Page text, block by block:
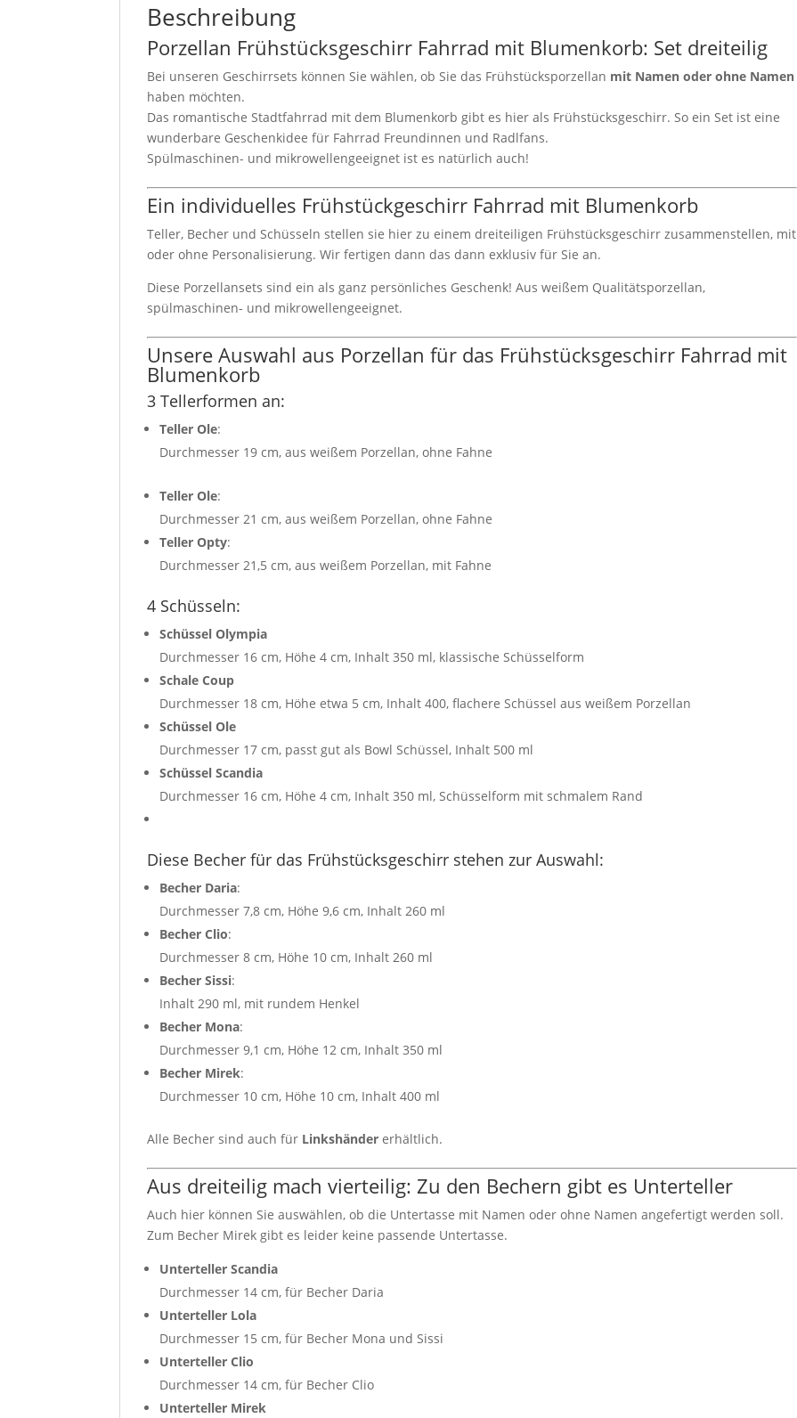
Beschreibung
Porzellan Frühstücksgeschirr Fahrrad mit Blumenkorb: Set dreiteilig
Bei unseren Geschirrsets können Sie wählen, ob Sie das Frühstücksporzellan mit Namen oder ohne Namen
haben möchten.
Das romantische Stadtfahrrad mit dem Blumenkorb gibt es hier als Frühstücksgeschirr. So ein Set ist eine
wunderbare Geschenkidee für Fahrrad Freundinnen und Radlfans.
Spülmaschinen- und mikrowellengeeignet ist es natürlich auch!
Ein individuelles Frühstückgeschirr Fahrrad mit Blumenkorb
Teller, Becher und Schüsseln stellen sie hier zu einem dreiteiligen Frühstücksgeschirr zusammenstellen, mit
oder ohne Personalisierung. Wir fertigen dann das dann exklusiv für Sie an.
Diese Porzellansets sind ein als ganz persönliches Geschenk! Aus weißem Qualitätsporzellan,
spülmaschinen- und mikrowellengeeignet.
Unsere Auswahl aus Porzellan für das Frühstücksgeschirr Fahrrad mit
Blumenkorb
3 Tellerformen an:
Teller Ole:
Durchmesser 19 cm, aus weißem Porzellan, ohne Fahne
Teller Ole:
Durchmesser 21 cm, aus weißem Porzellan, ohne Fahne
Teller Opty:
Durchmesser 21,5 cm, aus weißem Porzellan, mit Fahne
4 Schüsseln:
Schüssel Olympia
Durchmesser 16 cm, Höhe 4 cm, Inhalt 350 ml, klassische Schüsselform
Schale Coup
Durchmesser 18 cm, Höhe etwa 5 cm, Inhalt 400, flachere Schüssel aus weißem Porzellan
Schüssel Ole
Durchmesser 17 cm, passt gut als Bowl Schüssel, Inhalt 500 ml
Schüssel Scandia
Durchmesser 16 cm, Höhe 4 cm, Inhalt 350 ml, Schüsselform mit schmalem Rand
Diese Becher für das Frühstücksgeschirr stehen zur Auswahl:
Becher Daria:
Durchmesser 7,8 cm, Höhe 9,6 cm, Inhalt 260 ml
Becher Clio:
Durchmesser 8 cm, Höhe 10 cm, Inhalt 260 ml
Becher Sissi:
Inhalt 290 ml, mit rundem Henkel
Becher Mona:
Durchmesser 9,1 cm, Höhe 12 cm, Inhalt 350 ml
Becher Mirek:
Durchmesser 10 cm, Höhe 10 cm, Inhalt 400 ml
Alle Becher sind auch für Linkshänder erhältlich.
Aus dreiteilig mach vierteilig: Zu den Bechern gibt es Unterteller
Auch hier können Sie auswählen, ob die Untertasse mit Namen oder ohne Namen angefertigt werden soll.
Zum Becher Mirek gibt es leider keine passende Untertasse.
Unterteller Scandia
Durchmesser 14 cm, für Becher Daria
Unterteller Lola
Durchmesser 15 cm, für Becher Mona und Sissi
Unterteller Clio
Durchmesser 14 cm, für Becher Clio
Unterteller Mirek